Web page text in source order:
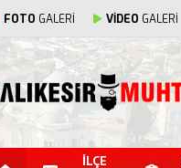
FOTO GALERİ VİDEO GALERİ
İLÇE